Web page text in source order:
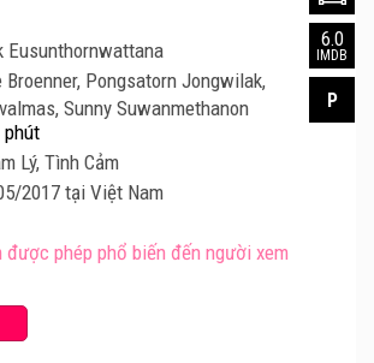
Eusunthornwattana
Broenner, Pongsatorn Jongwilak,
Sunny Suwanmethanon
phút
Lý, Tình Cảm
2017 tại Việt Nam
được phép phổ biến đến người xem
6.0
IMDB
P